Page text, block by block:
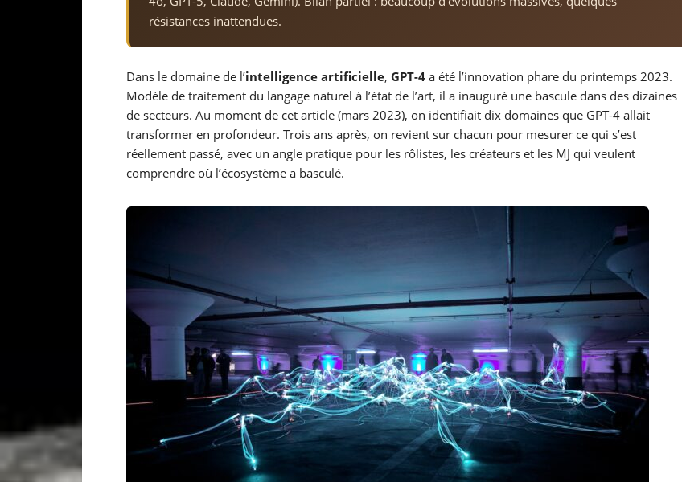
résistances inattendues.
Dans le domaine de l’intelligence artificielle, GPT-4 a été l’innovation phare du printemps 2023.
Modèle de traitement du langage naturel à l’état de l’art, il a inauguré une bascule dans des dizaines
de secteurs. Au moment de cet article (mars 2023), on identifiait dix domaines que GPT-4 allait
transformer en profondeur. Trois ans après, on revient sur chacun pour mesurer ce qui s’est
réellement passé, avec un angle pratique pour les rôlistes, les créateurs et les MJ qui veulent
comprendre où l’écosystème a basculé.